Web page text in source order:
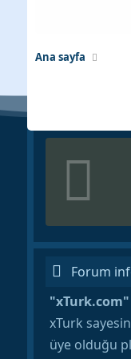
Ana sayfa
Forum
"xTurk.com"
xTurk
üye olduğu